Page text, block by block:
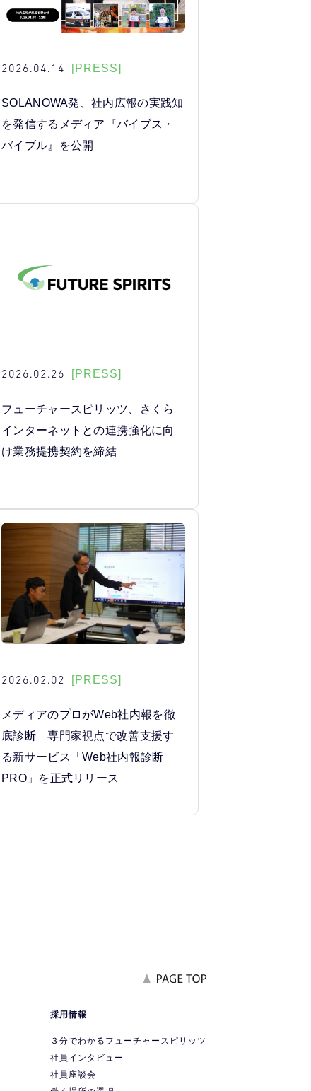
2026.04.14 [PRESS]
SOLANOWA発、社内広報の実践知
を発信するメディア『バイブス・
バイブル』を公開
2026.02.26 [PRESS]
フューチャースピリッツ、さくら
インターネットとの連携強化に向
け業務提携契約を締結
2026.02.02 [PRESS]
メディアのプロがWeb社内報を徹
底診断 専門家視点で改善支援す
る新サービス「Web社内報診断
PRO」を正式リリース
採用情報
３分でわかるフューチャースピリッツ
社員インタビュー
社員座談会